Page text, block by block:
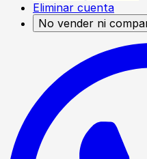
Eliminar cuenta
No vender ni